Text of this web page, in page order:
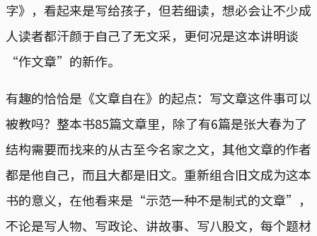
字》，看起来是写给孩子，但若细读，想必会让不少成
人读者都汗颜于自己了无文采，更何况是这本讲明谈
“作文章”的新作。
有趣的恰恰是《文章自在》的起点：写文章这件事可以
被教吗？整本书85篇文章里，除了有6篇是张大春为了
结构需要而找来的从古至今名家之文，其他文章的作者
都是他自己，而且大都是旧文。重新组合旧文成为这本
书的意义，在他看来是“示范一种不是制式的文章”，
不论是写人物、写政论、讲故事、写八股文，每个题材